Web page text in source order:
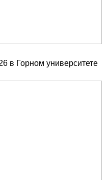
в Горном университете